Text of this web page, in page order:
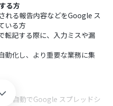
る方
れる報告内容などをGoogle ス
いる方
転記する際に、入力ミスや漏
動化し、より重要な業務に集
が自動でGoogle スプレッドシ